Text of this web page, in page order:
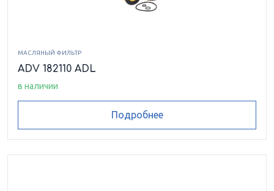
МАСЛЯНЫЙ ФИЛЬТР
ADV 182110 ADL
в наличии
Подробнее